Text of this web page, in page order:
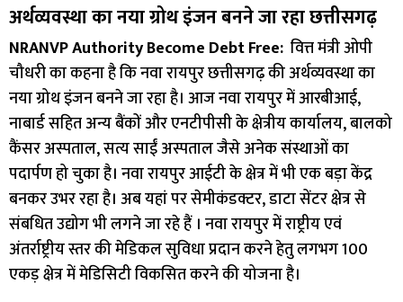
अर्थव्यवस्था का नया ग्रोथ इंजन बनने जा रहा छत्तीसगढ़
NRANVP Authority Become Debt Free: वित्त मंत्री ओपी
चौधरी का कहना है कि नवा रायपुर छत्तीसगढ़ की अर्थव्यवस्था का
नया ग्रोथ इंजन बनने जा रहा है। आज नवा रायपुर में आरबीआई,
नाबार्ड सहित अन्य बैंकों और एनटीपीसी के क्षेत्रीय कार्यालय, बालको
कैंसर अस्पताल, सत्य साईं अस्पताल जैसे अनेक संस्थाओं का
पदार्पण हो चुका है। नवा रायपुर आईटी के क्षेत्र में भी एक बड़ा केंद्र
बनकर उभर रहा है। अब यहां पर सेमीकंडक्टर, डाटा सेंटर क्षेत्र से
संबधित उद्योग भी लगने जा रहे हैं । नवा रायपुर में राष्ट्रीय एवं
अंतर्राष्ट्रीय स्तर की मेडिकल सुविधा प्रदान करने हेतु लगभग 100
एकड़ क्षेत्र में मेडिसिटी विकसित करने की योजना है।